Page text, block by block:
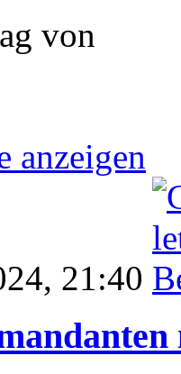
von
anzeigen
21:40